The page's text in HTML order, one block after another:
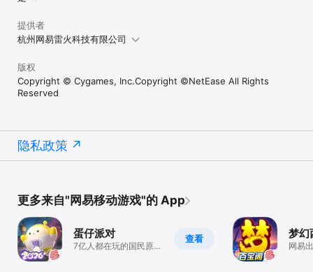
提供者
杭州网易雷火科技有限公司
版权
Copyright © Cygames, Inc.Copyright ©NetEase All Rights
Reserved
隐私政策
更多来自"网易移动游戏"的 App
查看
蛋仔派对
7亿人都在玩的国民原创
梦幻
网易